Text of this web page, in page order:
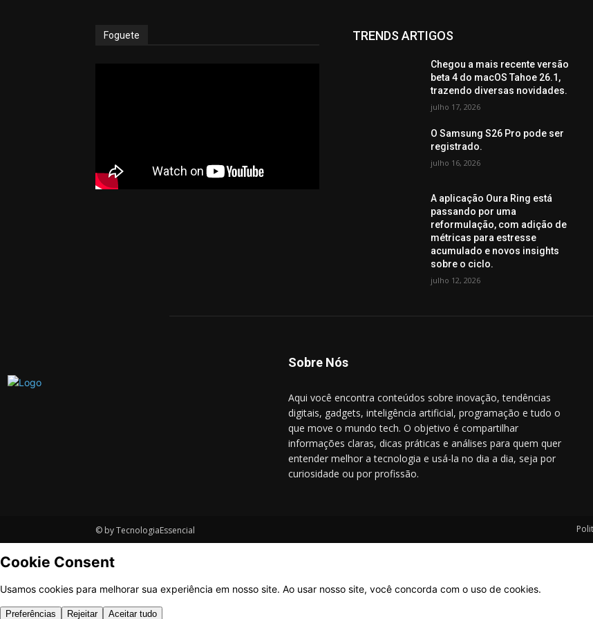
Foguete TRENDS ARTIGOS
Chegou a mais recente versão
beta 4 do macOS Tahoe 26.1,
trazendo diversas novidades.
julho 17, 2026
O Samsung S26 Pro pode ser
registrado.
julho 16, 2026
A aplicação Oura Ring está
passando por uma
reformulação, com adição de
métricas para estresse
acumulado e novos insights
sobre o ciclo.
julho 12, 2026
Sobre Nós
Aqui você encontra conteúdos sobre inovação, tendências
digitais, gadgets, inteligência artificial, programação e tudo o
que move o mundo tech. O objetivo é compartilhar
informações claras, dicas práticas e análises para quem quer
entender melhor a tecnologia e usá-la no dia a dia, seja por
curiosidade ou por profissão.
© by TecnologiaEssencial